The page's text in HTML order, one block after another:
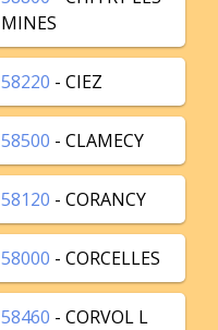
MINES
58220 - CIEZ
58500 - CLAMECY
58120 - CORANCY
58000 - CORCELLES
58460 - CORVOL L